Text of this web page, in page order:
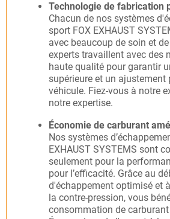
Technologie de fabrication
Chacun de nos systèmes
sport FOX EXHAUST
avec beaucoup de soin et
experts travaillent avec des
haute qualité pour garantir
supérieure et un ajustement
véhicule. Fiez-vous à notre
notre expertise.
Économie de carburant
Nos systèmes
EXHAUST SYSTEMS sont
seulement pour la
pour l’efficacité. Grâce au
d'échappement optimisé et
la contre-pression, vous
consommation de